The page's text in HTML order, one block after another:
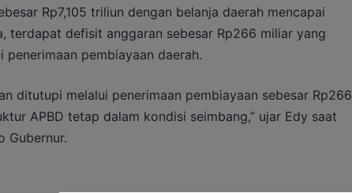
Rp7,105 triliun dengan belanja daerah mencapai
terdapat defisit anggaran sebesar Rp266 miliar yang
penerimaan pembiayaan daerah.
ditutupi melalui penerimaan pembiayaan sebesar Rp266
APBD tetap dalam kondisi seimbang,” ujar Edy saat
Gubernur.